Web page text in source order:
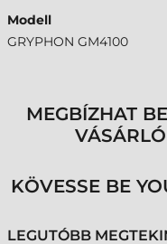
Modell
GRYPHON GM4100
MEGBÍZHAT
KÖVESSE BE
LEGUTÓBB